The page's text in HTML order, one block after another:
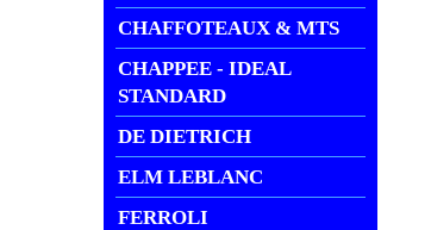
CHAFFOTEAUX & MTS
CHAPPEE - IDEAL
STANDARD
DE DIETRICH
ELM LEBLANC
FERROLI